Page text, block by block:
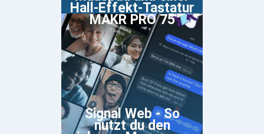
Hall-Effekt-Tastatur
MAKR PRO 75
Signal Web - So
nutzt du den